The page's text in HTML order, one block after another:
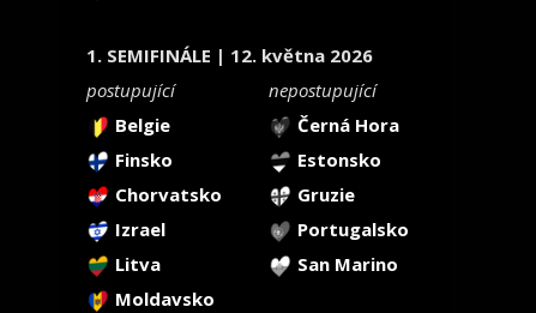
1. SEMIFINÁLE | 12. května 2026
postupující
nepostupující
Belgie
Černá Hora
Finsko
Estonsko
Chorvatsko
Gruzie
Izrael
Portugalsko
Litva
San Marino
Moldavsko